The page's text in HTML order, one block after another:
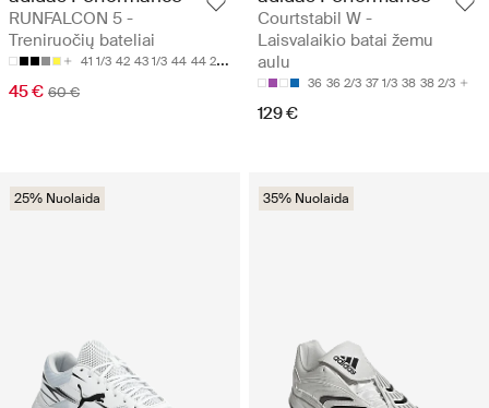
RUNFALCON 5 -
Treniruočių bateliai
41 1/3 42 43 1/3 44 44 2/3
45 € 60 €
Courtstabil W -
Laisvalaikio batai žemu
aulu
36 36 2/3 37 1/3 38 38 2/3
129 €
25% Nuolaida 35% Nuolaida